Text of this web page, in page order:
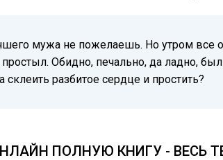
мужа не пожелаешь. Но утром все
Обидно, печально, да ладно,
разбитое сердце и простить?
ПОЛНУЮ КНИГУ - ВЕСЬ